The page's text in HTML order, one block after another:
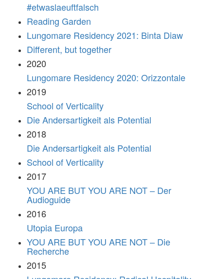
#etwaslaeuftfalsch
Reading Garden
Lungomare Residency 2021: Binta Diaw
Different, but together
2020
Lungomare Residency 2020: Orizzontale
2019
School of Verticality
Die Andersartigkeit als Potential
2018
Die Andersartigkeit als Potential
School of Verticality
2017
YOU ARE BUT YOU ARE NOT – Der
Audioguide
2016
Utopia Europa
YOU ARE BUT YOU ARE NOT – Die
Recherche
2015